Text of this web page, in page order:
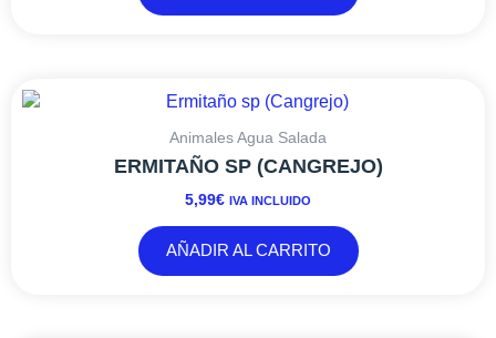
Animales Agua Salada
ERMITAÑO SP (CANGREJO)
5,99€ IVA INCLUIDO
AÑADIR AL CARRITO